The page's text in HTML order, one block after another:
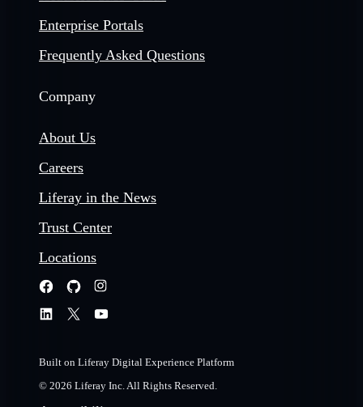
Enterprise Portals
Frequently Asked Questions
Company
About Us
Careers
Liferay in the News
Trust Center
Locations
Built on Liferay Digital Experience Platform
© 2026 Liferay Inc. All Rights Reserved.